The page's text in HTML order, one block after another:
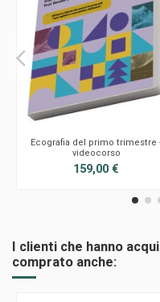
Ecografia del primo trimestre
videocorso
159,00 €
I clienti che hanno
comprato anche: